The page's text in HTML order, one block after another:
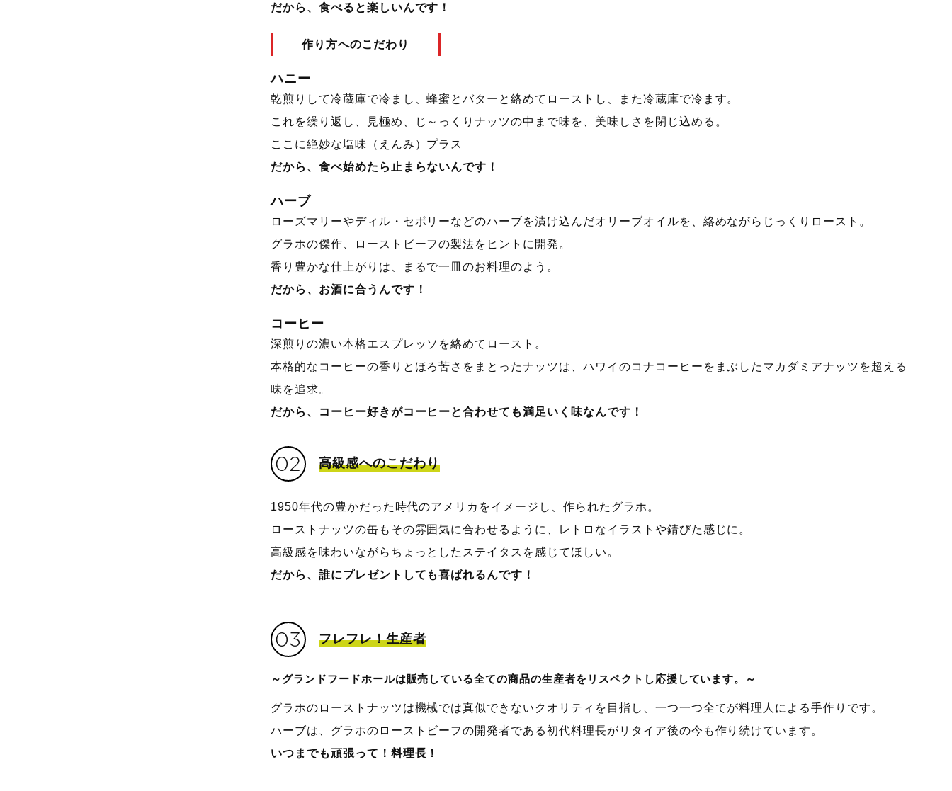
だから、食べると楽しいんです！
作り方へのこだわり
ハニー
乾煎りして冷蔵庫で冷まし、蜂蜜とバターと絡めてローストし、また冷蔵庫で冷ます。
これを繰り返し、見極め、じ～っくりナッツの中まで味を、美味しさを閉じ込める。
ここに絶妙な塩味（えんみ）プラス
だから、食べ始めたら止まらないんです！
ハーブ
ローズマリーやディル・セボリーなどのハーブを漬け込んだオリーブオイルを、絡めながらじっくりロースト。
グラホの傑作、ローストビーフの製法をヒントに開発。
香り豊かな仕上がりは、まるで一皿のお料理のよう。
だから、お酒に合うんです！
コーヒー
深煎りの濃い本格エスプレッソを絡めてロースト。
本格的なコーヒーの香りとほろ苦さをまとったナッツは、ハワイのコナコーヒーをまぶしたマカダミアナッツを超える
味を追求。
だから、コーヒー好きがコーヒーと合わせても満足いく味なんです！
02 高級感へのこだわり
1950年代の豊かだった時代のアメリカをイメージし、作られたグラホ。
ローストナッツの缶もその雰囲気に合わせるように、レトロなイラストや錆びた感じに。
高級感を味わいながらちょっとしたステイタスを感じてほしい。
だから、誰にプレゼントしても喜ばれるんです！
03 フレフレ！生産者
～グランドフードホールは販売している全ての商品の生産者をリスペクトし応援しています。～
グラホのローストナッツは機械では真似できないクオリティを目指し、一つ一つ全てが料理人による手作りです。
ハーブは、グラホのローストビーフの開発者である初代料理長がリタイア後の今も作り続けています。
いつまでも頑張って！料理長！